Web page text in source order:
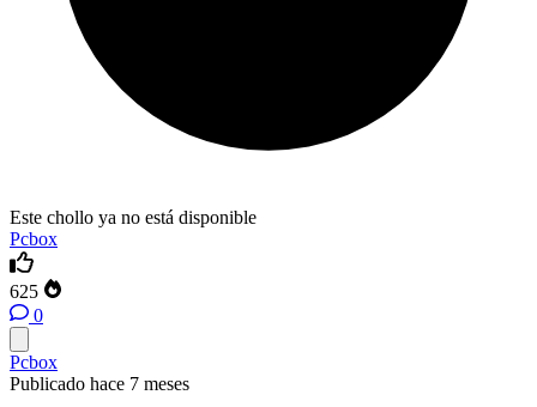
Este chollo ya no está disponible
Pcbox
625
0
Pcbox
Publicado hace 7 meses